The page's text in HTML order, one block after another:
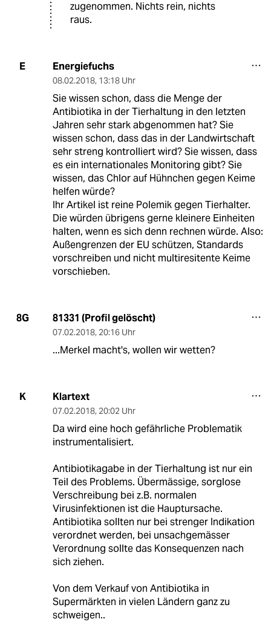
zugenommen. Nichts rein, nichts
raus.
E Energiefuchs
08.02.2018, 13:18 Uhr
Sie wissen schon, dass die Menge der
Antibiotika in der Tierhaltung in den letzten
Jahren sehr stark abgenommen hat? Sie
wissen schon, dass das in der Landwirtschaft
sehr streng kontrolliert wird? Sie wissen, dass
es ein internationales Monitoring gibt? Sie
wissen, das Chlor auf Hühnchen gegen Keime
helfen würde?
Ihr Artikel ist reine Polemik gegen Tierhalter.
Die würden übrigens gerne kleinere Einheiten
halten, wenn es sich denn rechnen würde. Also:
Außengrenzen der EU schützen, Standards
vorschreiben und nicht multiresitente Keime
vorschieben.
8G 81331 (Profil gelöscht)
07.02.2018, 20:16 Uhr
...Merkel macht's, wollen wir wetten?
K Klartext
07.02.2018, 20:02 Uhr
Da wird eine hoch gefährliche Problematik
instrumentalisiert.
Antibiotikagabe in der Tierhaltung ist nur ein
Teil des Problems. Übermässige, sorglose
Verschreibung bei z.B. normalen
Virusinfektionen ist die Hauptursache.
Antibiotika sollten nur bei strenger Indikation
verordnet werden, bei unsachgemässer
Verordnung sollte das Konsequenzen nach
sich ziehen.
Von dem Verkauf von Antibiotika in
Supermärkten in vielen Ländern ganz zu
schweigen..